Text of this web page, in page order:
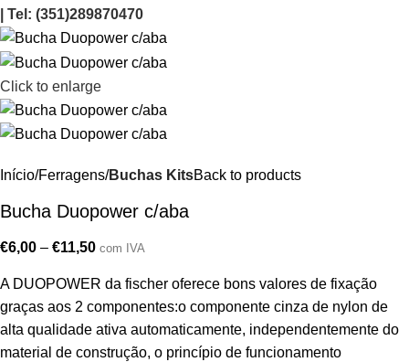
| Tel: (351)289870470
Click to enlarge
Início Ferragens Buchas KitsBack to products
Bucha Duopower c/aba
€6,00 – €11,50 com IVA
A DUOPOWER da fischer oferece bons valores de fixação
graças aos 2 componentes:o componente cinza de nylon de
alta qualidade ativa automaticamente, independentemente do
material de construção, o princípio de funcionamento